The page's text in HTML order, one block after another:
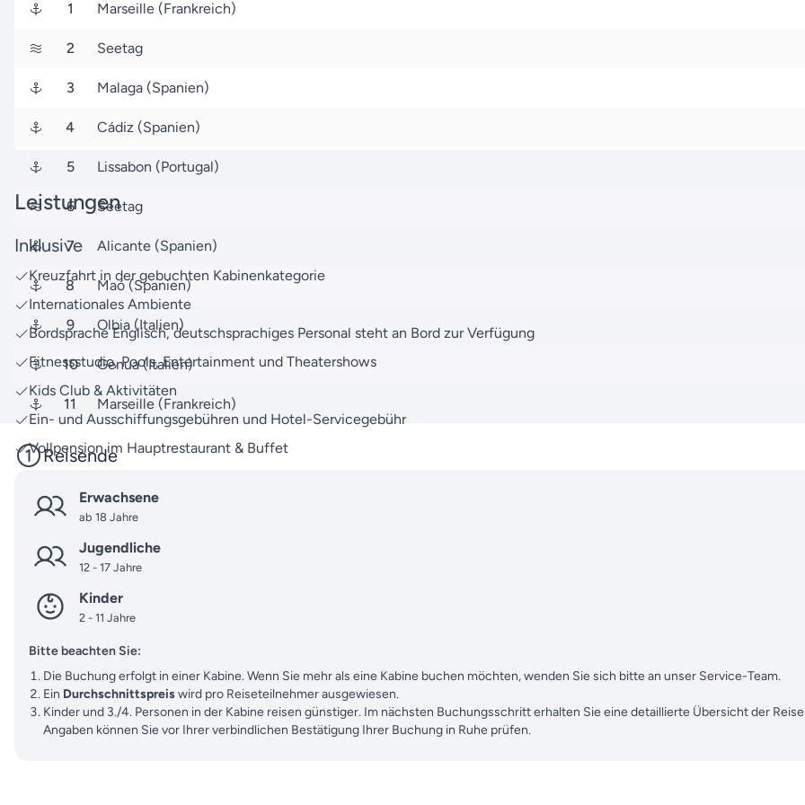
1 Marseille (Frankreich)
2 Seetag
3 Malaga (Spanien)
4 Cádiz (Spanien)
5 Lissabon (Portugal)
6 Seetag
7 Alicante (Spanien)
8 Maó (Spanien)
9 Olbia (Italien)
10 Genua (Italien)
11 Marseille (Frankreich)
Leistungen
Inklusive
Kreuzfahrt in der gebuchten Kabinenkategorie
Internationales Ambiente
Bordsprache Englisch, deutschsprachiges Personal steht an Bord zur Verfügung
Fitnessstudio, Pools, Entertainment und Theatershows
Kids Club & Aktivitäten
Ein- und Ausschiffungsgebühren und Hotel-Servicegebühr
Vollpension im Hauptrestaurant & Buffet
Reisende
Erwachsene
ab 18 Jahre
Jugendliche
12 - 17 Jahre
Kinder
2 - 11 Jahre
Bitte beachten Sie:
Die Buchung erfolgt in einer Kabine. Wenn Sie mehr als eine Kabine buchen möchten, wenden Sie sich bitte an unser Service-Team.
Ein Durchschnittspreiswird pro Reiseteilnehmer ausgewiesen.
Kinder und 3./4. Personen in der Kabine reisen günstiger. Im nächsten Buchungsschritt erhalten Sie eine detaillierte Übersicht der
Angaben können Sie vor Ihrer verbindlichen Bestätigung Ihrer Buchung in Ruhe prüfen.